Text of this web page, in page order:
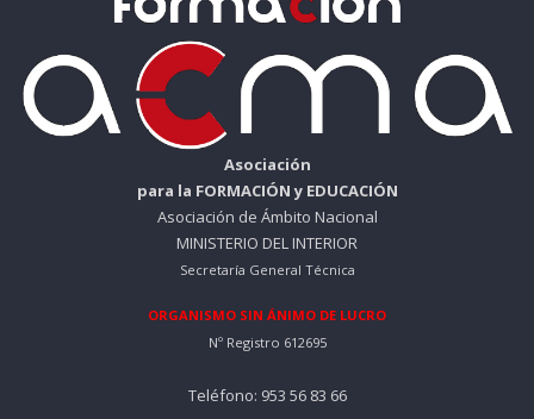
Asociación
para la FORMACIÓN y EDUCACIÓN
Asociación de Ámbito Nacional
MINISTERIO DEL INTERIOR
Secretaría General Técnica
ORGANISMO SIN ÁNIMO DE LUCRO
Nº Registro 612695
Teléfono: 953 56 83 66